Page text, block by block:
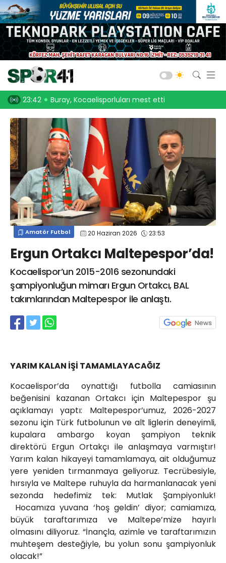
Kocaelisporluları mest etti 23:30 Onurcan Piri: Kocaeli Stadı’nın
Amatör Futbol 20 Haziran 2026 23:53
Ergun Ortakcı Maltepespor’da!
Kocaelispor’un 2015-2016 sezonundaki
şampiyonluğun mimarı Ergun Ortakcı, BAL
takımlarından Maltepespor ile anlaştı.
YARIM KALAN İŞİ TAMAMLAYACAĞIZ
​Kocaelispor’da oynattığı futbolla camiasının
beğenisini kazanan Ortakcı için Maltepespor şu
açıklamayı yaptı: Maltepespor’umuz, 2026-2027
sezonu için Türk futbolunun ve alt liglerin deneyimli,
kupalara ambargo koyan şampiyon teknik
direktörü Ergun Ortakçı ile anlaşmaya varmıştır!
Yarım kalan hikayeyi tamamlamaya, ait olduğumuz
yere yeniden tırmanmaya geliyoruz. Tecrübesiyle,
hırsıyla ve Maltepe ruhuyla da harmanlanacak yeni
sezonda hedefimiz tek: Mutlak Şampiyonluk!
Hocamıza yuvana ‘hoş geldin’ diyor; camiamıza,
büyük taraftarımıza ve Maltepe’mize hayırlı
olmasını diliyoruz. ​“İnançla, azimle ve taraftarımızın
muhteşem desteğiyle, bu yolun sonu şampiyonluk
olacak!”
Kocaelispor
Gölcük
Bld. Derince
Darıca GB.
Salon Sporları
Okul Sporları
Web TV Galeri Yazarlar
info@spor41.com